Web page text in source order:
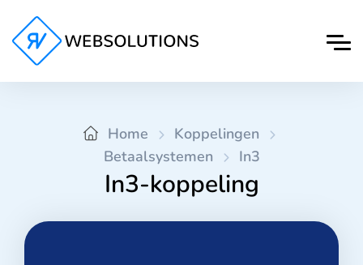
Home
Koppelingen
Betaalsystemen
In3
In3-koppeling